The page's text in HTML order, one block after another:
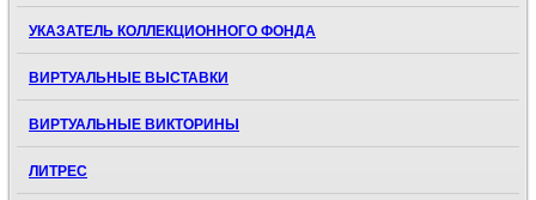
УКАЗАТЕЛЬ КОЛЛЕКЦИОННОГО ФОНДА
ВИРТУАЛЬНЫЕ ВЫСТАВКИ
ВИРТУАЛЬНЫЕ ВИКТОРИНЫ
ЛИТРЕС